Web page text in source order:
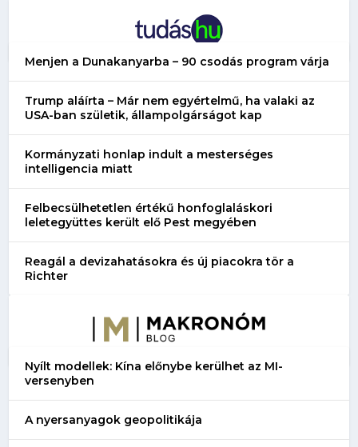
Menjen a Dunakanyarba – 90 csodás program várja
Trump aláírta – Már nem egyértelmű, ha valaki az
USA-ban születik, állampolgárságot kap
Kormányzati honlap indult a mesterséges
intelligencia miatt
Felbecsülhetetlen értékű honfoglaláskori
leletegyüttes került elő Pest megyében
Reagál a devizahatásokra és új piacokra tör a
Richter
Nyílt modellek: Kína előnybe kerülhet az MI-
versenyben
A nyersanyagok geopolitikája